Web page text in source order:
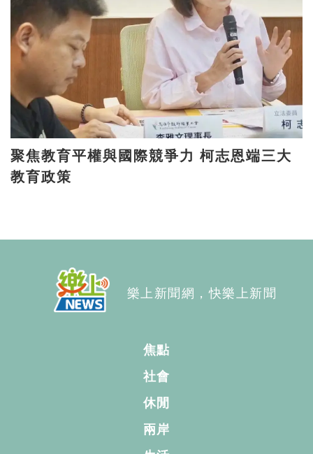
聚焦教育平權與國際競爭力 柯志恩端三大
教育政策
樂上新聞網，快樂上新聞
焦點
社會
休閒
兩岸